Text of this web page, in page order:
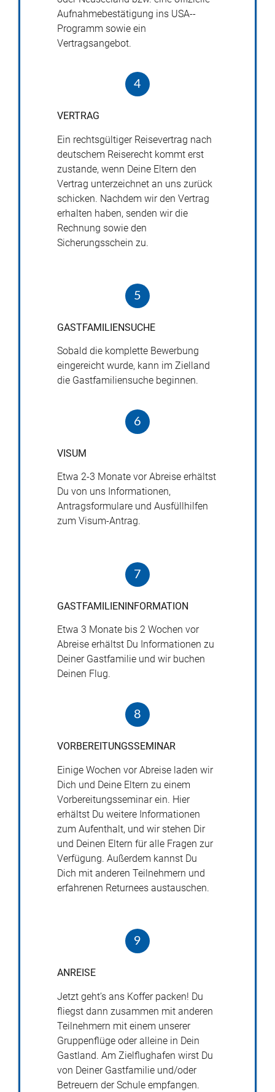
Aufnahmebestätigung ins USA-­
Programm sowie ein
Vertragsangebot.
4
VERTRAG
Ein rechtsgültiger Reisevertrag nach
deutschem Reiserecht kommt erst
zustande, wenn Deine Eltern den
Vertrag unterzeichnet an uns zurück
schicken. Nachdem wir den Vertrag
erhalten haben, senden wir die
Rechnung sowie den
Sicherungsschein zu.
5
GASTFAMILIENSUCHE
Sobald die komplette Bewerbung
eingereicht wurde, kann im Zielland
die Gastfamiliensuche beginnen.
6
VISUM
Etwa 2-­3 Monate vor Abreise erhältst
Du von uns Informationen,
Antragsformulare und Ausfüllhilfen
zum Visum-­Antrag.
7
GASTFAMILIENINFORMATION
Etwa 3 Monate bis 2 Wochen vor
Abreise erhältst Du Informationen zu
Deiner Gastfamilie und wir buchen
Deinen Flug.
8
VORBEREITUNGSSEMINAR
Einige Wochen vor Abreise laden wir
Dich und Deine Eltern zu einem
Vorbereitungsseminar ein. Hier
erhältst Du weitere Informationen
zum Aufenthalt, und wir stehen Dir
und Deinen Eltern für alle Fragen zur
Verfügung. Außerdem kannst Du
Dich mit anderen Teilnehmern und
erfahrenen Returnees austauschen.
9
ANREISE
Jetzt geht’s ans Koffer packen! Du
fliegst dann zusammen mit anderen
Teilnehmern mit einem unserer
Gruppenflüge oder alleine in Dein
Gastland. Am Zielflughafen wirst Du
von Deiner Gastfamilie und/oder
Betreuern der Schule empfangen.